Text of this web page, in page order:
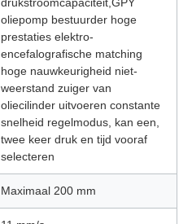
drukstroomcapaciteit,GPY
oliepomp bestuurder hoge
prestaties elektro-
encefalografische matching
hoge nauwkeurigheid niet-
weerstand zuiger van
oliecilinder uitvoeren constante
snelheid regelmodus, kan een,
twee keer druk en tijd vooraf
selecteren
Maximaal 200 mm